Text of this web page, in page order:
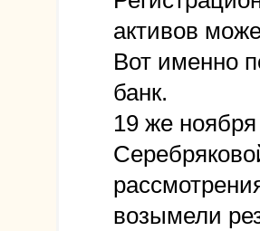
активов
Вот именно
банк.
19 же
возымели